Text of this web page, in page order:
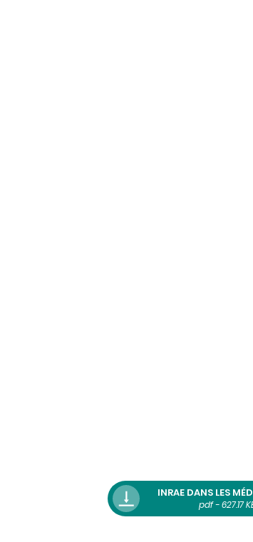
INRAE DANS LES
pdf - 627.17